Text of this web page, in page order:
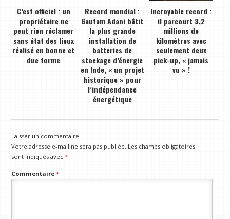
C’est officiel : un
propriétaire ne
peut rien réclamer
sans état des lieux
réalisé en bonne et
due forme
Record mondial :
Gautam Adani bâtit
la plus grande
installation de
batteries de
stockage d’énergie
en Inde, « un projet
historique » pour
l’indépendance
énergétique
Incroyable record :
il parcourt 3,2
millions de
kilomètres avec
seulement deux
pick-up, « jamais
vu » !
Laisser un commentaire
Votre adresse e-mail ne sera pas publiée. Les champs obligatoires
sont indiqués avec*
Commentaire*